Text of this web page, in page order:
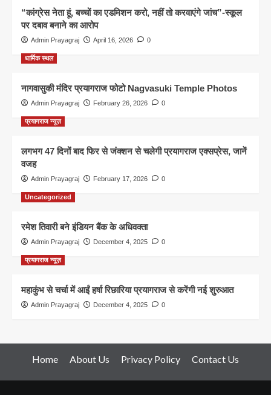
“कांग्रेस नेता हूं, बच्चों का एडमिशन करो, नहीं तो करवाएंगे जांच”-स्कूल
पर दबाव बनाने का आरोप
Admin Prayagraj April 16, 2026 0
धार्मिक स्थल
नागवासुकी मंदिर प्रयागराज फोटो Nagvasuki Temple Photos
Admin Prayagraj February 26, 2026 0
प्रयागराज न्यूज़
लगभग 47 दिनों बाद फिर से जंक्शन से चलेगी प्रयागराज एक्सप्रेस, जानें
वजह
Admin Prayagraj February 17, 2026 0
Uncategorized
रमेश तिवारी बने इंडियन बैंक के अधिवक्ता
Admin Prayagraj December 4, 2025 0
प्रयागराज न्यूज़
महाकुंभ से चर्चा में आईं हर्षा रिछारिया प्रयागराज से करेंगी नई शुरुआत
Admin Prayagraj December 4, 2025 0
Home About Us Privacy Policy Contact Us